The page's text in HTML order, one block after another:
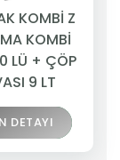
KOMBİ Z
KOMBİ
LÜ + ÇÖP
9 LT
DETAYI